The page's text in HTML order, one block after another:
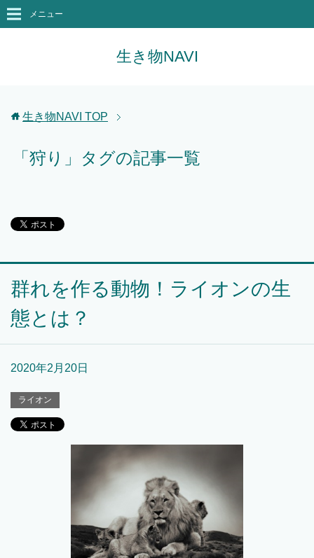
生き物NAVI
メニュー
生き物NAVI TOP
「狩り」タグの記事一覧
群れを作る動物！ライオンの生
態とは？
2020年2月20日
ライオン